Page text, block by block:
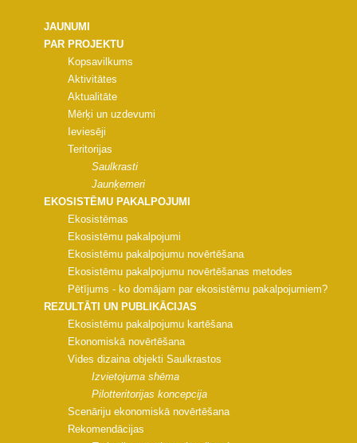
JAUNUMI
PAR PROJEKTU
Kopsavilkums
Aktivitātes
Aktualitāte
Mērķi un uzdevumi
Ieviesēji
Teritorijas
Saulkrasti
Jaunķemeri
EKOSISTĒMU PAKALPOJUMI
Ekosistēmas
Ekosistēmu pakalpojumi
Ekosistēmu pakalpojumu novērtēšana
Ekosistēmu pakalpojumu novērtēšanas metodes
Pētījums - ko domājam par ekosistēmu pakalpojumiem?
REZULTĀTI UN PUBLIKĀCIJAS
Ekosistēmu pakalpojumu kartēšana
Ekonomiskā novērtēšana
Vides dizaina objekti Saulkrastos
Izvietojuma shēma
Pilotteritorijas koncepcija
Scenāriju ekonomiskā novērtēšana
Rekomendācijas